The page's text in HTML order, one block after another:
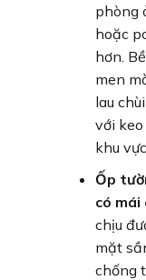
phòng
hoặc
hơn.
men
lau
với
khu
Ốp
có mái
chịu
mặt
chống